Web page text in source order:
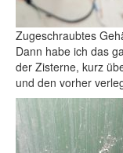
Zugeschraubtes
Dann habe ich das
der Zisterne, kurz
und den vorher